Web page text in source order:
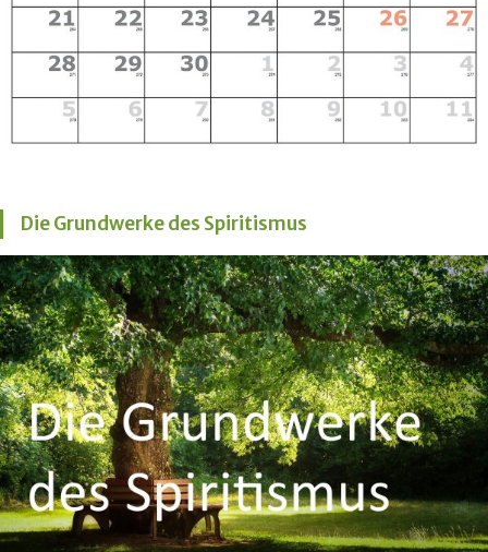
Die Grundwerke des Spiritismus